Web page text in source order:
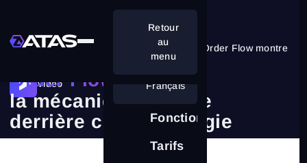
Fonctionnalités
Tarifs
Français
Retour
au
menu
Order Flow :
la mécanique cachée
derrière chaque bougie
Un graphique ordinaire montre le résultat. Order Flow montre
Vidéo